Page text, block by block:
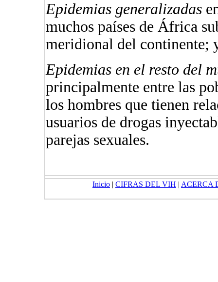
Epidemias generalizadas
muchos países de África
meridional del continente;
Epidemias en el resto del
principalmente entre las
los hombres que tienen
usuarios de drogas
parejas sexuales.
Inicio | CIFRAS DEL VIH | ACERCA